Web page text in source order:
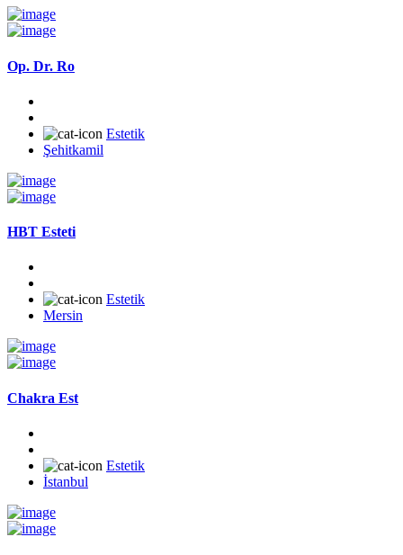
Op. Dr. Ro
Estetik
Şehitkamil
HBT Esteti
Estetik
Mersin
Chakra Est
Estetik
İstanbul